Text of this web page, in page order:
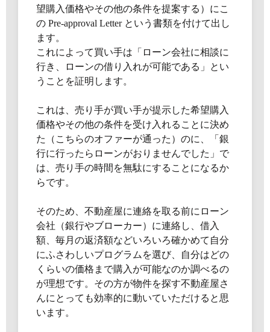
望購入価格やその他の条件を提案する）にこ
の Pre-approval Letter という書類を付けて出し
ます。
これによって買い手は「ローン会社に相談に
行き、ローンの借り入れが可能である」とい
うことを証明します。
これは、売り手が買い手が提示した希望購入
価格やその他の条件を受け入れることに決め
た（こちらのオファーが通った）のに、「銀
行に行ったらローンがおりませんでした」で
は、売り手の時間を無駄にすることになるか
らです。
そのため、不動産屋に連絡を取る前にローン
会社（銀行やブローカー）に連絡し、借入
額、毎月の返済額などいろいろ確かめて自分
にふさわしいプログラムを選び、自分はどの
くらいの価格まで購入が可能なのか調べるの
が理想です。その方が物件を探す不動産屋さ
んにとっても効率的に動いていただけると思
います。